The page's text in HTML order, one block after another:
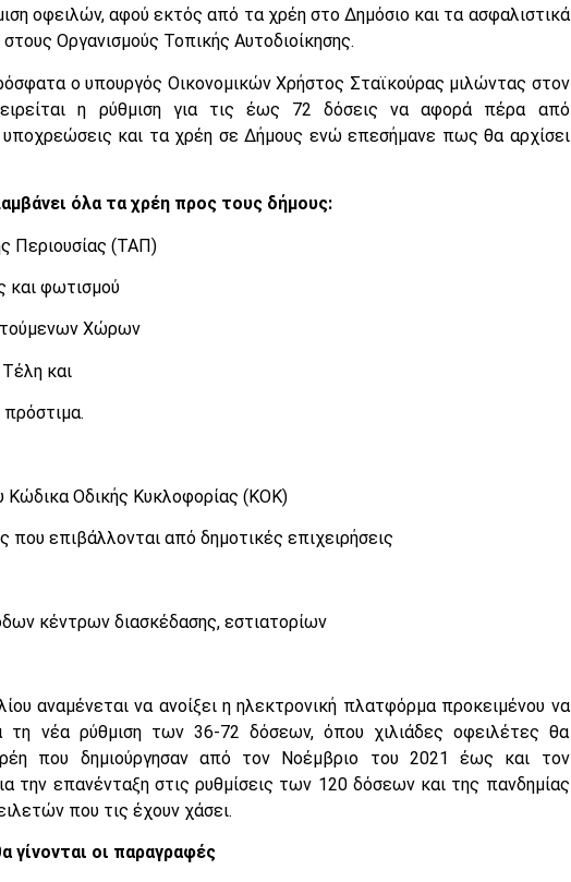
οφειλών, αφού εκτός από τα χρέη στο Δημόσιο και τα ασφαλιστικά
Οργανισμούς Τοπικής Αυτοδιοίκησης.
ο υπουργός Οικονομικών Χρήστος Σταϊκούρας μιλώντας στον
η ρύθμιση για τις έως 72 δόσεις να αφορά πέρα από
υποχρεώσεις και τα χρέη σε Δήμους ενώ επεσήμανε πως θα αρχίσει
όλα τα χρέη προς τους δήμους:
Περιουσίας (ΤΑΠ)
και φωτισμού
Χώρων
και
πρόστιμα.
Οδικής Κυκλοφορίας (ΚΟΚ)
που επιβάλλονται από δημοτικές επιχειρήσεις
κέντρων διασκέδασης, εστιατορίων
αναμένεται να ανοίξει η ηλεκτρονική πλατφόρμα προκειμένου να
τη νέα ρύθμιση των 36-72 δόσεων, όπου χιλιάδες οφειλέτες θα
που δημιούργησαν από τον Νοέμβριο του 2021 έως και τον
την επανένταξη στις ρυθμίσεις των 120 δόσεων και της πανδημίας
που τις έχουν χάσει.
οι παραγραφές